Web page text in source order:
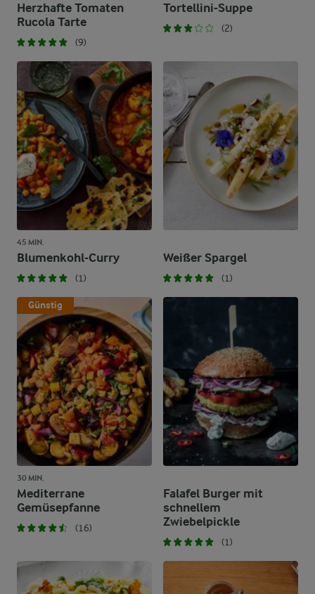
Herzhafte Tomaten
Rucola Tarte
(9)
Tortellini-Suppe
(2)
45 MIN.
Blumenkohl-Curry
(1)
Weißer Spargel
(1)
Günstig
30 MIN.
Mediterrane
Gemüsepfanne
(16)
Falafel Burger mit
schnellem
Zwiebelpickle
(1)